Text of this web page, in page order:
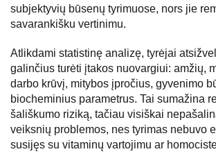
subjektyvių būsenų tyrimuose, nors jie
savarankišku vertinimu.
Atlikdami statistinę analizę, tyrėjai
galinčius turėti įtakos nuovargiui: amžių,
darbo krūvį, mitybos įpročius, gyvenimo
biocheminius parametrus. Tai sumažina
šališkumo riziką, tačiau visiškai
veiksnių problemos, nes tyrimas nebuvo
susijęs su vitaminų vartojimu ar